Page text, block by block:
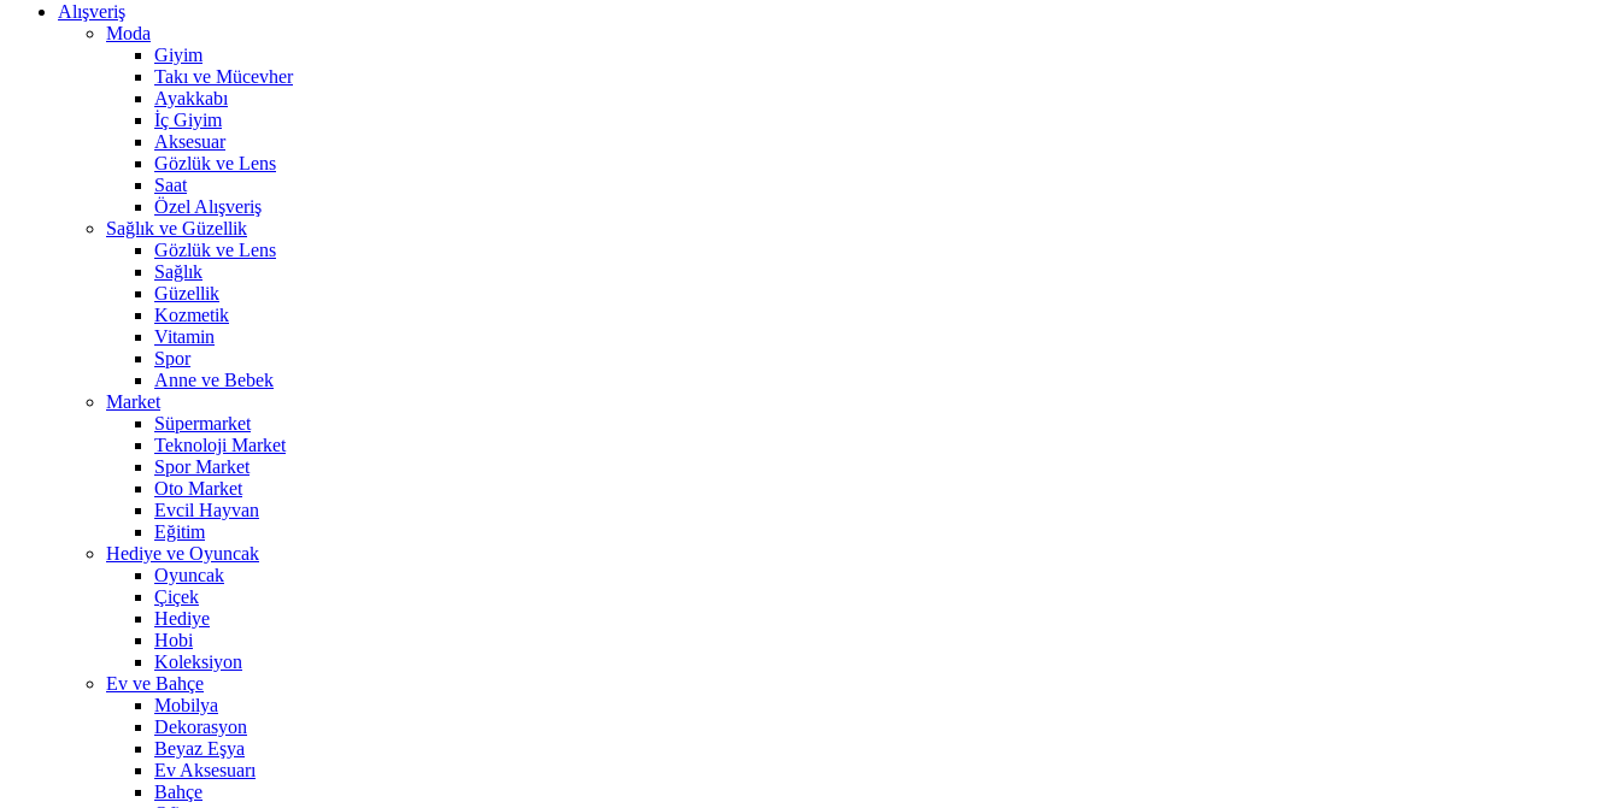
Alışveriş
Moda
Giyim
Takı ve Mücevher
Ayakkabı
İç Giyim
Aksesuar
Gözlük ve Lens
Saat
Özel Alışveriş
Sağlık ve Güzellik
Gözlük ve Lens
Sağlık
Güzellik
Kozmetik
Vitamin
Spor
Anne ve Bebek
Market
Süpermarket
Teknoloji Market
Spor Market
Oto Market
Evcil Hayvan
Eğitim
Hediye ve Oyuncak
Oyuncak
Çiçek
Hediye
Hobi
Koleksiyon
Ev ve Bahçe
Mobilya
Dekorasyon
Beyaz Eşya
Ev Aksesuarı
Bahçe